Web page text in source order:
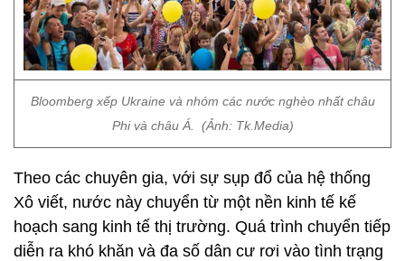
Bloomberg xếp Ukraine và nhóm các nước nghèo nhất châu
Phi và châu Á. (Ảnh: Tk.Media)
Theo các chuyên gia, với sự sụp đổ của hệ thống
Xô viết, nước này chuyển từ một nền kinh tế kế
hoạch sang kinh tế thị trường. Quá trình chuyển tiếp
diễn ra khó khăn và đa số dân cư rơi vào tình trạng